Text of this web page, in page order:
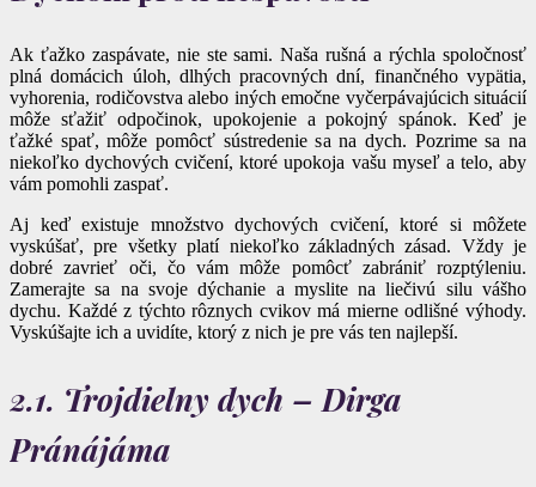
Ak ťažko zaspávate, nie ste sami. Naša rušná a rýchla spoločnosť
plná domácich úloh, dlhých pracovných dní, finančného vypätia,
vyhorenia, rodičovstva alebo iných emočne vyčerpávajúcich situácií
môže sťažiť odpočinok, upokojenie a pokojný spánok. Keď je
ťažké spať, môže pomôcť sústredenie sa na dych. Pozrime sa na
niekoľko dychových cvičení, ktoré upokoja vašu myseľ a telo, aby
vám pomohli zaspať.
Aj keď existuje množstvo dychových cvičení, ktoré si môžete
vyskúšať, pre všetky platí niekoľko základných zásad. Vždy je
dobré zavrieť oči, čo vám môže pomôcť zabrániť rozptýleniu.
Zamerajte sa na svoje dýchanie a myslite na liečivú silu vášho
dychu. Každé z týchto rôznych cvikov má mierne odlišné výhody.
Vyskúšajte ich a uvidíte, ktorý z nich je pre vás ten najlepší.
2.1. Trojdielny dych – Dirga
Pránájáma